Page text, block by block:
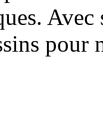
Avec
pour